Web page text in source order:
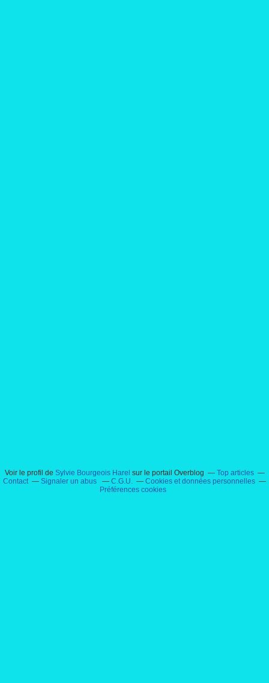
Voir le profil de Sylvie Bourgeois Harel sur le portail Overblog
Top articles
Contact
Signaler un abus C.G.U.
Cookies et données personnelles
Préférences cookies